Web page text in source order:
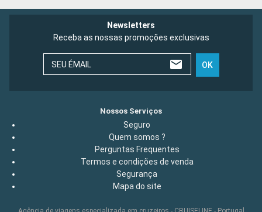
Newsletters
Receba as nossas promoções exclusivas
SEU ÉMAIL OK
Nossos Serviços
Seguro
Quem somos ?
Perguntas Frequentes
Termos e condições de venda
Segurança
Mapa do site